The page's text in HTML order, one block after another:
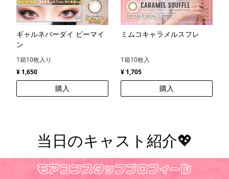
ギャルネバーダイ ビーマイ
ン
1箱10枚入り
¥ 1,650
購入
ミムコキャラメルスフレ
1箱10枚入
¥ 1,705
購入
当日のキャスト紹介💖